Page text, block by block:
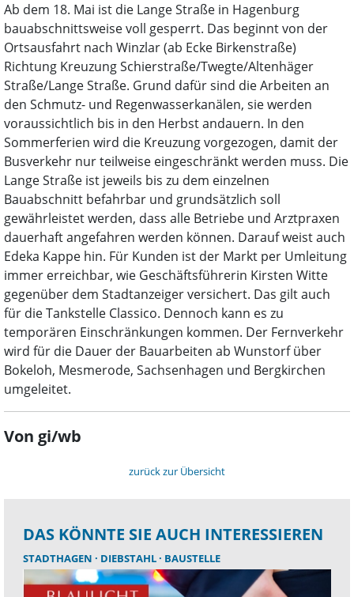
Ab dem 18. Mai ist die Lange Straße in Hagenburg
bauabschnittsweise voll gesperrt. Das beginnt von der
Ortsausfahrt nach Winzlar (ab Ecke Birkenstraße)
Richtung Kreuzung Schierstraße/Twegte/Altenhäger
Straße/Lange Straße. Grund dafür sind die Arbeiten an
den Schmutz- und Regenwasserkanälen, sie werden
voraussichtlich bis in den Herbst andauern. In den
Sommerferien wird die Kreuzung vorgezogen, damit der
Busverkehr nur teilweise eingeschränkt werden muss. Die
Lange Straße ist jeweils bis zu dem einzelnen
Bauabschnitt befahrbar und grundsätzlich soll
gewährleistet werden, dass alle Betriebe und Arztpraxen
dauerhaft angefahren werden können. Darauf weist auch
Edeka Kappe hin. Für Kunden ist der Markt per Umleitung
immer erreichbar, wie Geschäftsführerin Kirsten Witte
gegenüber dem Stadtanzeiger versichert. Das gilt auch
für die Tankstelle Classico. Dennoch kann es zu
temporären Einschränkungen kommen. Der Fernverkehr
wird für die Dauer der Bauarbeiten ab Wunstorf über
Bokeloh, Mesmerode, Sachsenhagen und Bergkirchen
umgeleitet.
Von gi/wb
zurück zur Übersicht
DAS KÖNNTE SIE AUCH INTERESSIEREN
STADTHAGEN DIEBSTAHL BAUSTELLE